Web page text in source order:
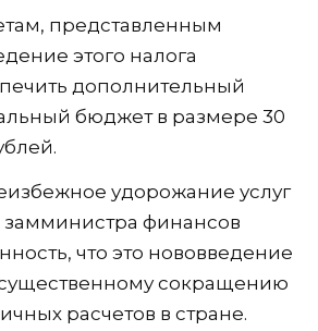
представленным
этого налога
дополнительный
бюджет в размере 30
удорожание услуг
замминистра финансов
что это нововведение
сокращению
расчетов в стране.